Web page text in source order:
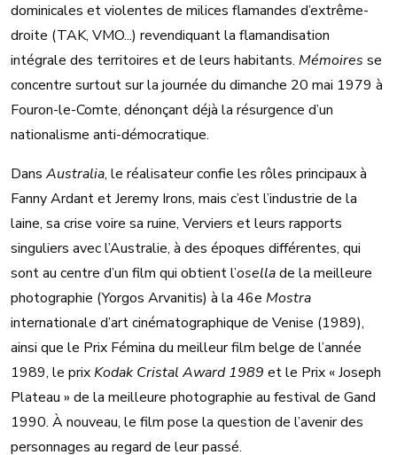
dominicales et violentes de milices flamandes d’extrême-
droite (TAK, VMO...) revendiquant la flamandisation
intégrale des territoires et de leurs habitants. Mémoires se
concentre surtout sur la journée du dimanche 20 mai 1979 à
Fouron-le-Comte, dénonçant déjà la résurgence d’un
nationalisme anti-démocratique.
Dans Australia, le réalisateur confie les rôles principaux à
Fanny Ardant et Jeremy Irons, mais c’est l’industrie de la
laine, sa crise voire sa ruine, Verviers et leurs rapports
singuliers avec l’Australie, à des époques différentes, qui
sont au centre d’un film qui obtient l’osellade la meilleure
photographie (Yorgos Arvanitis) à la 46e Mostra
internationale d’art cinématographique de Venise (1989),
ainsi que le Prix Fémina du meilleur film belge de l’année
1989, le prixKodak Cristal Award 1989 et le Prix « Joseph
Plateau » de la meilleure photographie au festival de Gand
1990. À nouveau, le film pose la question de l’avenir des
personnages au regard de leur passé.